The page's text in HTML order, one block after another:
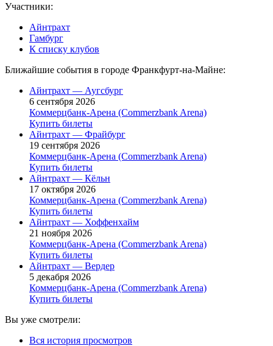
Участники:
Айнтрахт
Гамбург
К списку клубов
Ближайшие события в городе Франкфурт-на-Майне:
Айнтрахт — Аугсбург
6 сентября 2026
Коммерцбанк-Арена (Commerzbank Arena)
Купить билеты
Айнтрахт — Фрайбург
19 сентября 2026
Коммерцбанк-Арена (Commerzbank Arena)
Купить билеты
Айнтрахт — Кёльн
17 октября 2026
Коммерцбанк-Арена (Commerzbank Arena)
Купить билеты
Айнтрахт — Хоффенхайм
21 ноября 2026
Коммерцбанк-Арена (Commerzbank Arena)
Купить билеты
Айнтрахт — Вердер
5 декабря 2026
Коммерцбанк-Арена (Commerzbank Arena)
Купить билеты
Вы уже смотрели:
Вся история просмотров